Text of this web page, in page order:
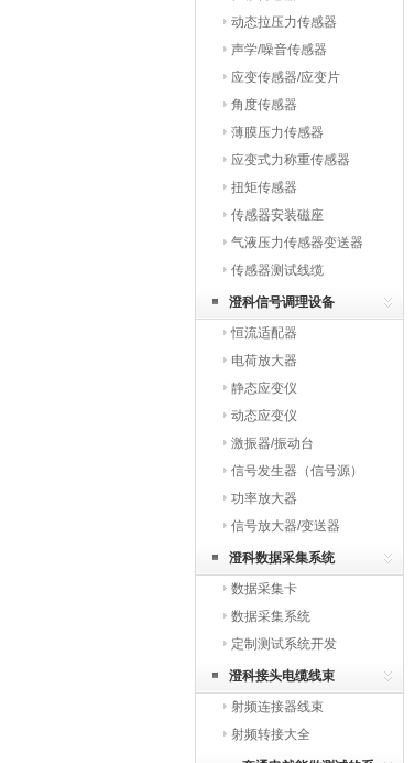
动态拉压力传感器
声学/噪音传感器
应变传感器/应变片
角度传感器
薄膜压力传感器
应变式力称重传感器
扭矩传感器
传感器安装磁座
气液压力传感器变送器
传感器测试线缆
澄科信号调理设备
恒流适配器
电荷放大器
静态应变仪
动态应变仪
激振器/振动台
信号发生器（信号源）
功率放大器
信号放大器/变送器
澄科数据采集系统
数据采集卡
数据采集系统
定制测试系统开发
澄科接头电缆线束
射频连接器线束
射频转接大全